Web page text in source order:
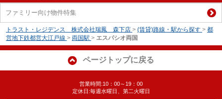
ファミリー向け物件特集
トラスト・レジデンス 株式会社瑞鳳 森下店 > (賃貸)路線・駅から探す > 都
営地下鉄都営大江戸線 > 両国駅 > エスパシオ両国
ページトップに戻る
営業時間:10：00～19：00
定休日:毎週水曜日、第二火曜日